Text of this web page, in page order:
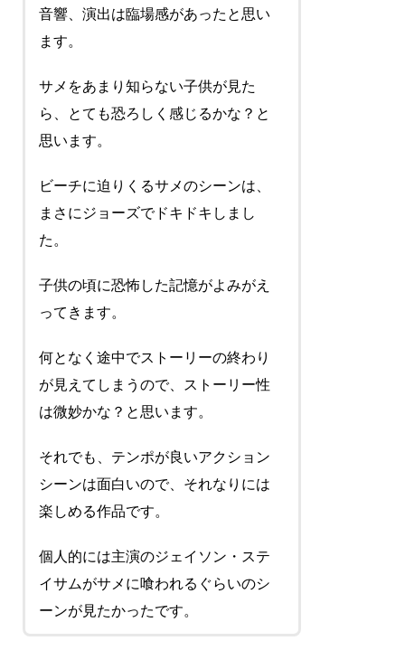
音響、演出は臨場感があったと思い
ます。
サメをあまり知らない子供が見た
ら、とても恐ろしく感じるかな？と
思います。
ビーチに迫りくるサメのシーンは、
まさにジョーズでドキドキしまし
た。
子供の頃に恐怖した記憶がよみがえ
ってきます。
何となく途中でストーリーの終わり
が見えてしまうので、ストーリー性
は微妙かな？と思います。
それでも、テンポが良いアクション
シーンは面白いので、それなりには
楽しめる作品です。
個人的には主演のジェイソン・ステ
イサムがサメに喰われるぐらいのシ
ーンが見たかったです。